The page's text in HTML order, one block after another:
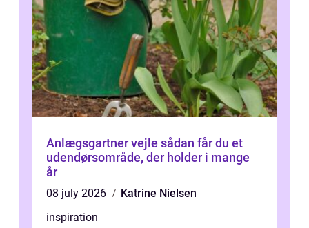
Anlægsgartner vejle sådan får du et
udendørsområde, der holder i mange
år
08 july 2026
Katrine Nielsen
inspiration